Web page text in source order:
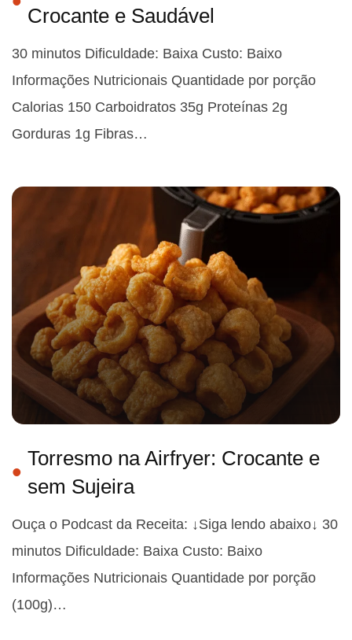
Crocante e Saudável
30 minutos Dificuldade: Baixa Custo: Baixo
Informações Nutricionais Quantidade por porção
Calorias 150 Carboidratos 35g Proteínas 2g
Gorduras 1g Fibras…
Torresmo na Airfryer: Crocante e
sem Sujeira
Ouça o Podcast da Receita: ↓Siga lendo abaixo↓ 30
minutos Dificuldade: Baixa Custo: Baixo
Informações Nutricionais Quantidade por porção
(100g)…